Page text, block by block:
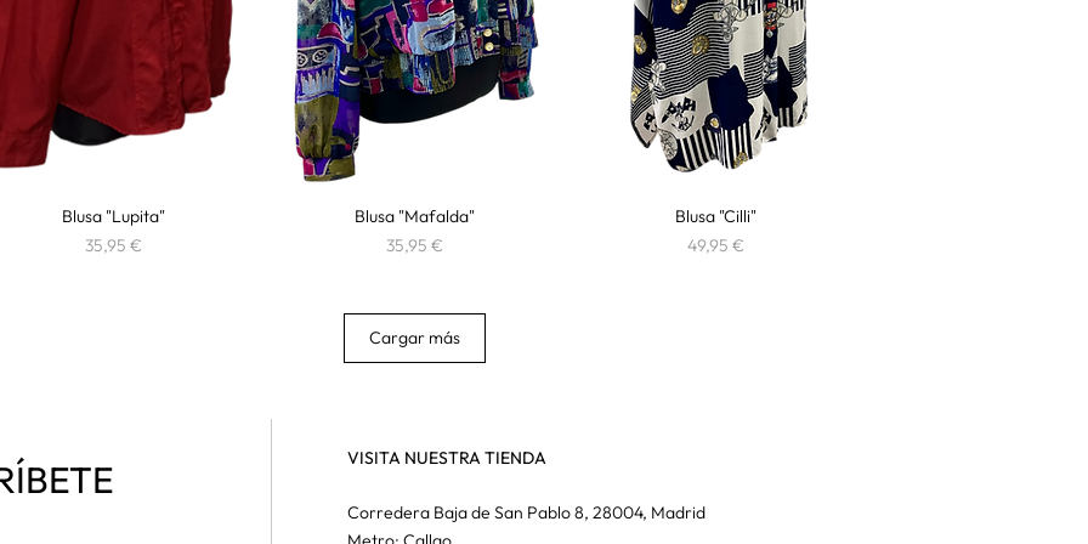
Vista rápida
Blusa "Lupita"
Precio
35,95 €
Vista rápida
Blusa "Mafalda"
Precio
35,95 €
Vista rápida
Blusa "Cilli"
Precio
49,95 €
Cargar más
VISITA NUESTRA TIENDA
Corredera Baja de San Pablo 8, 28004, Madrid